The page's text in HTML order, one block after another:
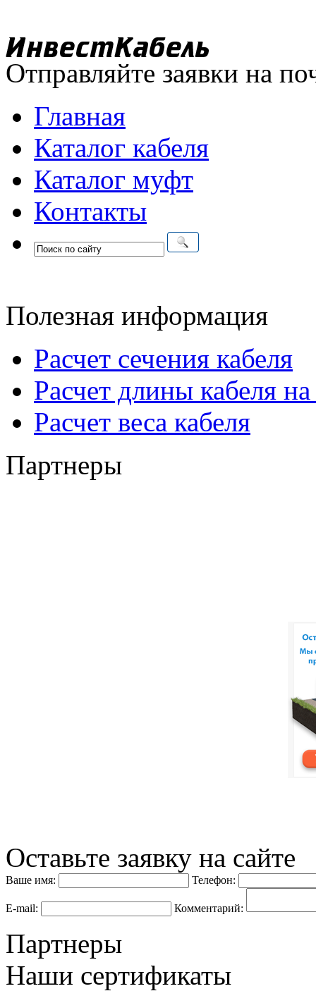
Отправляйте заявки на
Главная
Каталог кабеля
Каталог муфт
Контакты
Полезная информация
Расчет сечения кабеля
Расчет длины кабеля
Расчет веса кабеля
Партнеры
Оставьте заявку на сайте
Ваше имя: Телефон:
E-mail: Комментарий:
Партнеры
Наши сертификаты